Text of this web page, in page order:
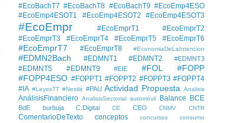
#EcoBachT7 #EcoBachT8 #EcoBachT9 #EcoEmp4ESO
#EcoEmp4ESOT1
#EcoEmp4ESOT2 #EcoEmp4ESOT3
#EcoEmpr #EcoEmprT1
#EcoEmprT2
#EcoEmprT3
#EcoEmprT4 #EcoEmprT5 #EcoEmprT6
#EcoEmprT7 #EcoEmprT8 #EconomiaDeLaIntencion
#EDMN2Bach #EDMNT1 #EDMNT2 #EDMNT3
#EDMNT5 #EDMNT9 #EIE #FOL
#FOPP
#FOPP4ESO #FOPPT1 #FOPPT2 #FOPPT3 #FOPPT4
#IA #LeyesTT #Nestlé #PAU Actividad Propuesta Analisis
AnálisisFinanciero AnalisisSectorial automóvil Balance BCE
BdE burbuja C.Digital CE CEO CNMV CNTR
ComentarioDeTexto conceptos concursos consumo